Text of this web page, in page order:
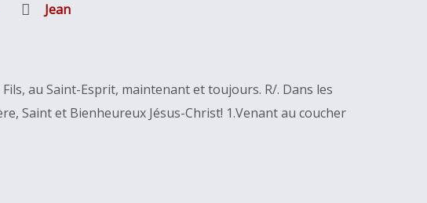
Jean
au Saint-Esprit, maintenant et toujours. R/. Dans les
Saint et Bienheureux Jésus-Christ! 1.Venant au coucher